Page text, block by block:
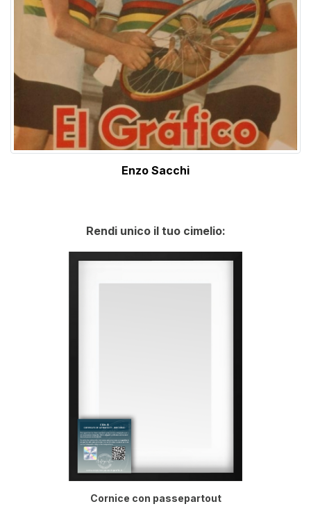
Enzo Sacchi
Rendi unico il tuo cimelio:
Cornice con passepartout